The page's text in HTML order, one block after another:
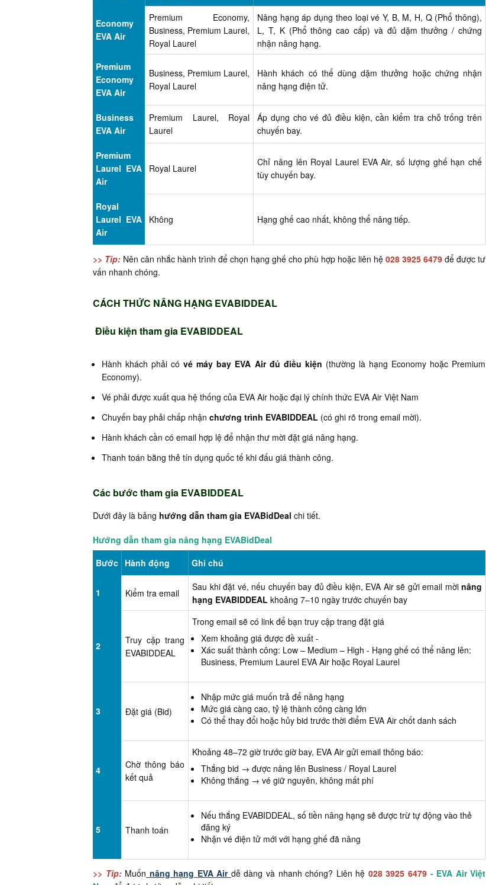
Economy
EVA Air
Premium Economy,
Business, Premium Laurel,
Royal Laurel
Nâng hạng áp dụng theo loại vé Y, B, M, H, Q (Phổ thông),
L, T, K (Phổ thông cao cấp) và đủ dặm thưởng / chứng
nhận nâng hạng.
Premium
Economy
EVA Air
Business, Premium Laurel,
Royal Laurel
Hành khách có thể dùng dặm thưởng hoặc chứng nhận
nâng hạng điện tử.
Business
EVA Air
Premium Laurel, Royal
Laurel
Áp dụng cho vé đủ điều kiện, cần kiểm tra chỗ trống trên
chuyến bay.
Premium
Laurel EVA
Air
Royal Laurel
Chỉ nâng lên Royal Laurel EVA Air, số lượng ghế hạn chế
tùy chuyến bay.
Royal
Laurel EVA
Air
Không Hạng ghế cao nhất, không thể nâng tiếp.
>> Tip: Nên cân nhắc hành trình để chọn hạng ghế cho phù hợp hoặc liên hệ028 3925 6479 để được tư
vấn nhanh chóng.
CÁCH THỨC NÂNG HẠNG EVABIDDEAL
Điều kiện tham gia EVABIDDEAL
Hành khách phải có vé máy bay EVA Air đủ điều kiện (thường là hạng Economy hoặc Premium
Economy).
Vé phải được xuất qua hệ thống của EVA Air hoặc đại lý chính thức EVA Air Việt Nam
Chuyến bay phải chấp nhận chương trình EVABIDDEAL (có ghi rõ trong email mời).
Hành khách cần có email hợp lệ để nhận thư mời đặt giá nâng hạng.
Thanh toán bằng thẻ tín dụng quốc tế khi đấu giá thành công.
Các bước tham gia EVABIDDEAL
Dưới đây là bảng hướng dẫn tham gia EVABidDeal chi tiết.
Hướng dẫn tham gia nâng hạng EVABidDeal
Bước Hành động Ghi chú
1 Kiểm tra email
Sau khi đặt vé, nếu chuyến bay đủ điều kiện, EVA Air sẽ gửi email mờinâng
hạng EVABIDDEAL khoảng 7–10 ngày trước chuyến bay
2
Truy cập trang
EVABIDDEAL
Trong email sẽ có link để bạn truy cập trang đặt giá
Xem khoảng giá được đề xuất -
Xác suất thành công: Low – Medium – High - Hạng ghế có thể nâng lên:
Business, Premium Laurel EVA Air hoặc Royal Laurel
3 Đặt giá (Bid)
Nhập mức giá muốn trả để nâng hạng
Mức giá càng cao, tỷ lệ thành công càng lớn
Có thể thay đổi hoặc hủy bid trước thời điểm EVA Air chốt danh sách
4
Chờ thông báo
kết quả
Khoảng 48–72 giờ trước giờ bay, EVA Air gửi email thông báo:
Thắng bid → được nâng lên Business / Royal Laurel
Không thắng → vé giữ nguyên, không mất phí
5 Thanh toán
Nếu thắng EVABIDDEAL, số tiền nâng hạng sẽ được trừ tự động vào thẻ
đăng ký
Nhận vé điện tử mới với hạng ghế đã nâng
>> Tip:Muốn nâng hạng EVA Air dễ dàng và nhanh chóng? Liên hệ 028 3925 6479 - EVA Air Việt